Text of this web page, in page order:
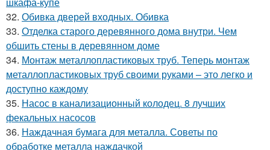
32. Обивка дверей входных. Обивка
33. Отделка старого деревянного дома внутри. Чем
обшить стены в деревянном доме
34. Монтаж металлопластиковых труб. Теперь монтаж
металлопластиковых труб своими руками – это легко и
доступно каждому
35. Насос в канализационный колодец. 8 лучших
фекальных насосов
36. Наждачная бумага для металла. Советы по
обработке металла наждачкой